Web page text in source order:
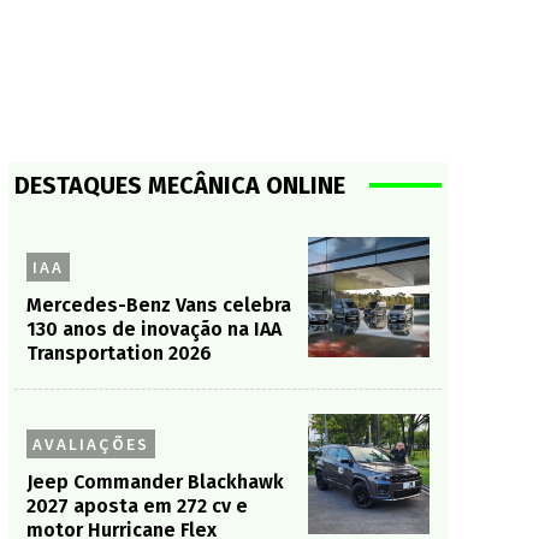
DESTAQUES MECÂNICA ONLINE
IAA
Mercedes-Benz Vans celebra
130 anos de inovação na IAA
Transportation 2026
AVALIAÇÕES
Jeep Commander Blackhawk
2027 aposta em 272 cv e
motor Hurricane Flex